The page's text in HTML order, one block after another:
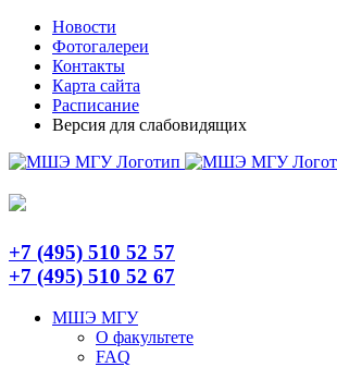
Skip
content
TelegramНовости
Фотогалереи
Контакты
Карта сайта
Расписание
Версия для слабовидящих
+7 (495) 510 52 57
+7 (495) 510 52 67
МШЭ МГУ
О факультете
FAQ